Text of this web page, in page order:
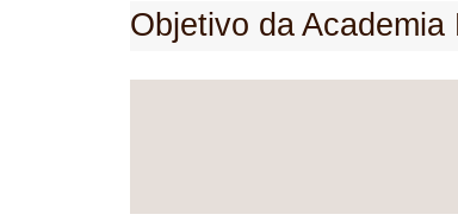
Objetivo da